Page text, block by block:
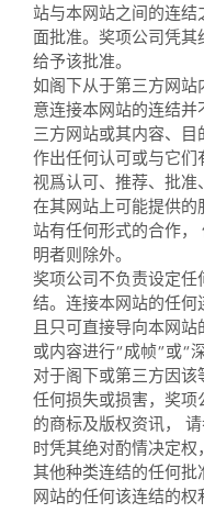
站与本网站之间的连结
面批准。奖项公司凭
给予该批准。
如阁下从于第三方网站
意连接本网站的连结并
三方网站或其内容、
作出任何认可或与它们
视爲认可、推荐、批准
在其网站上可能提供的
站有任何形式的合作，
明者则除外。
奖项公司不负责设定
结。连接本网站的任何
且只可直接导向本网站
或内容进行“成帧”或“
对于阁下或第三方因该
任何损失或损害，奖项
的商标及版权资讯，
时凭其绝对酌情决定权
其他种类连结的任何批
网站的任何该连结的权